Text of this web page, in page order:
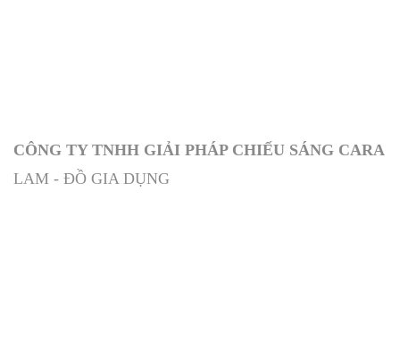
CÔNG TY TNHH GIẢI PHÁP CHIẾU SÁNG CARA
LAM - ĐỒ GIA DỤNG